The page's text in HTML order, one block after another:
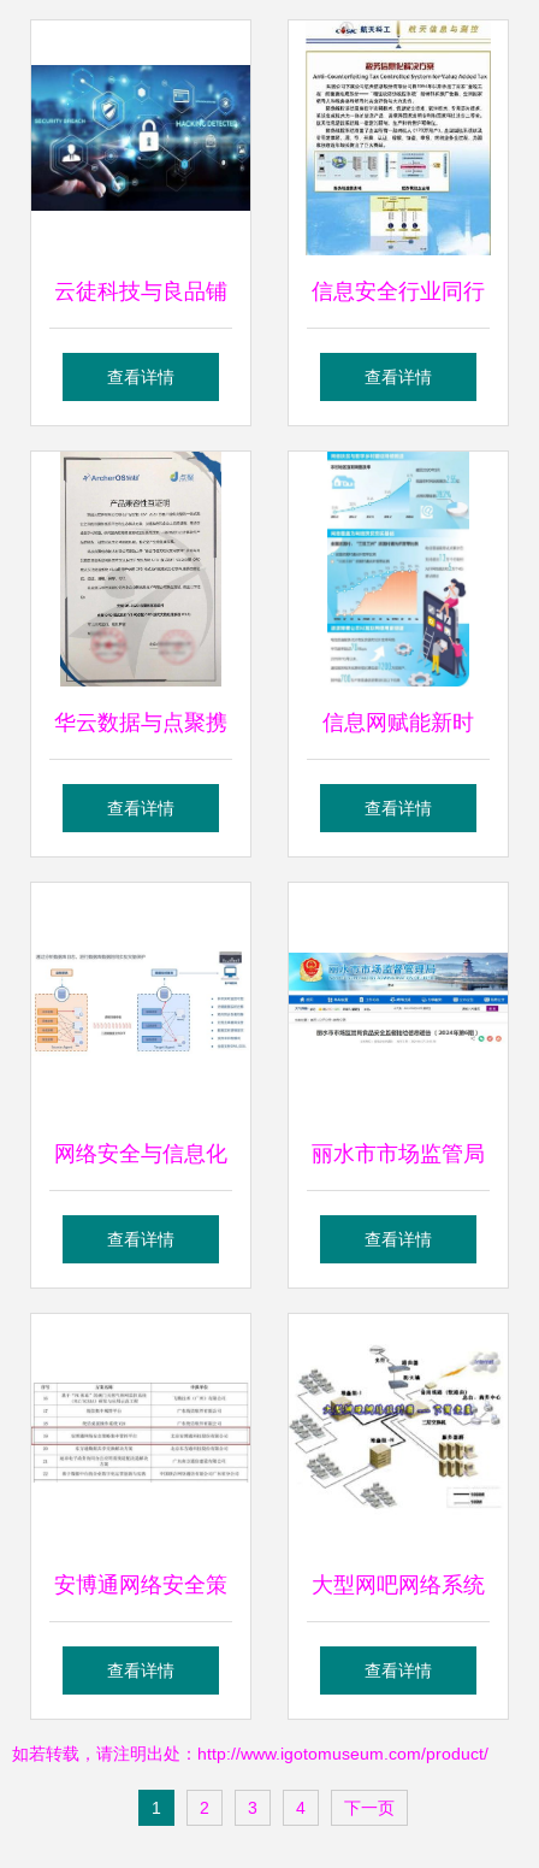
统的网络安全软件
开发之道
云徒科技与良品铺
子强强联合，打造
台与网络安全管理
体系
查看详情
信息安全行业同行
业对比 还有3到6倍
信息安全软件开发
查看详情
华云数据与点聚携
手共建中国云生
体解决方案
查看详情
信息网赋能新时
代，安全软件筑牢
查看详情
网络安全与信息化
背景下的数据副本
查看详情
丽水市市场监管局
发布2024年第6期
通告，强调网络与
信息安全在软件开
发中的重要性
查看详情
安博通网络安全策
略管理方案荣获广
优秀方案称号，彰
查看详情
大型网吧网络系统
设计与信息安全软
查看详情
如若转载，请注明出处：http://www.igotomuseum.com/product/
1 2 3 4 下一页